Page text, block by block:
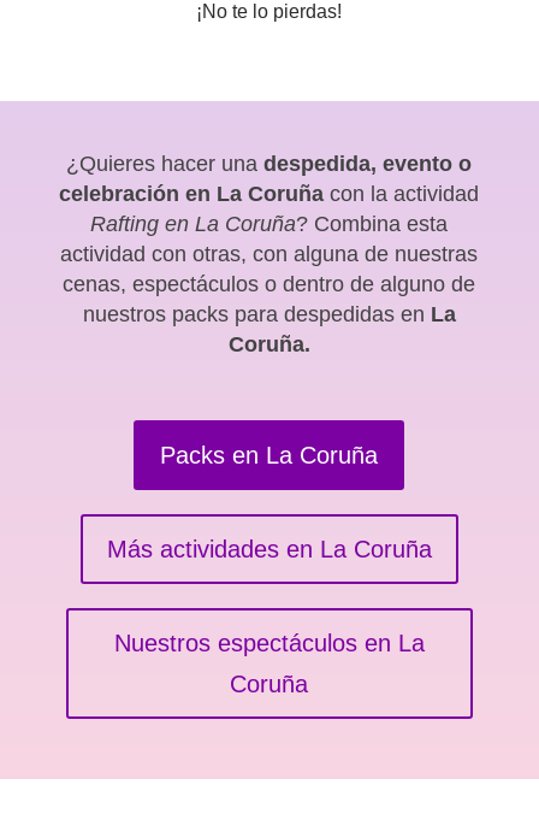
¡No te lo pierdas!
¿Quieres hacer unadespedida, evento o
celebración en La Coruña con la actividad
Rafting en La Coruña? Combina esta
actividad con otras, con alguna de nuestras
cenas, espectáculos o dentro de alguno de
nuestros packs para despedidas en La
Coruña.
Packs en La Coruña
Más actividades en La Coruña
Nuestros espectáculos en La
Coruña